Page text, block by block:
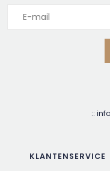
::
KLANTENSERVICE